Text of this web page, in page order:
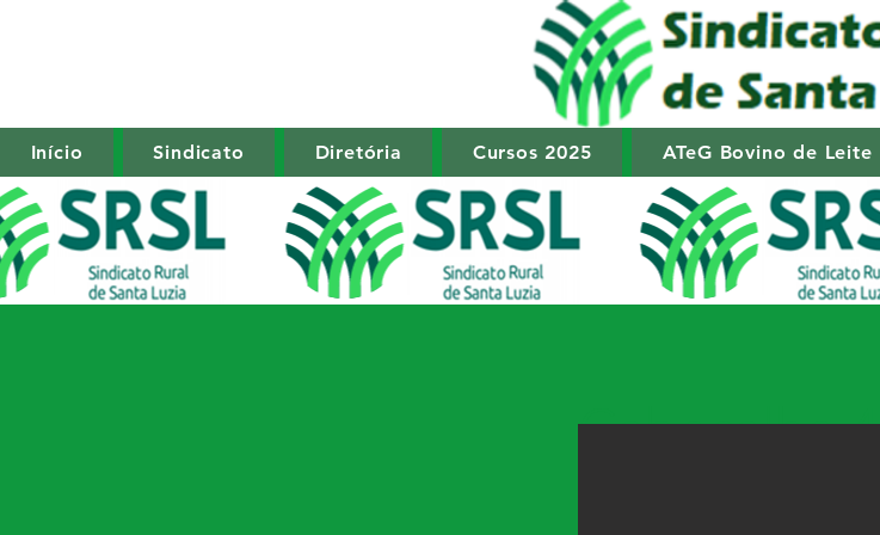
Início Sindicato Diretória Cursos 2025 ATeG Bovino de Leite
Cabeçalho 4